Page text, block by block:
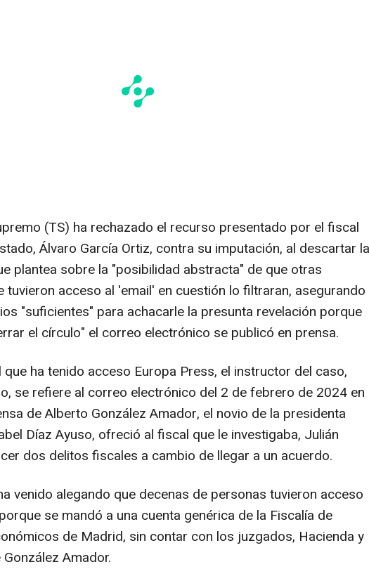
(TS) ha rechazado el recurso presentado por el fiscal
Álvaro García Ortiz, contra su imputación, al descartar la
plantea sobre la "posibilidad abstracta" de que otras
tuvieron acceso al 'email' en cuestión lo filtraran, asegurando
"suficientes" para achacarle la presunta revelación porque
el círculo" el correo electrónico se publicó en prensa.
que ha tenido acceso Europa Press, el instructor del caso,
se refiere al correo electrónico del 2 de febrero de 2024 en
de Alberto González Amador, el novio de la presidenta
Díaz Ayuso, ofreció al fiscal que le investigaba, Julián
dos delitos fiscales a cambio de llegar a un acuerdo.
venido alegando que decenas de personas tuvieron acceso
se mandó a una cuenta genérica de la Fiscalía de
de Madrid, sin contar con los juzgados, Hacienda y
Amador.